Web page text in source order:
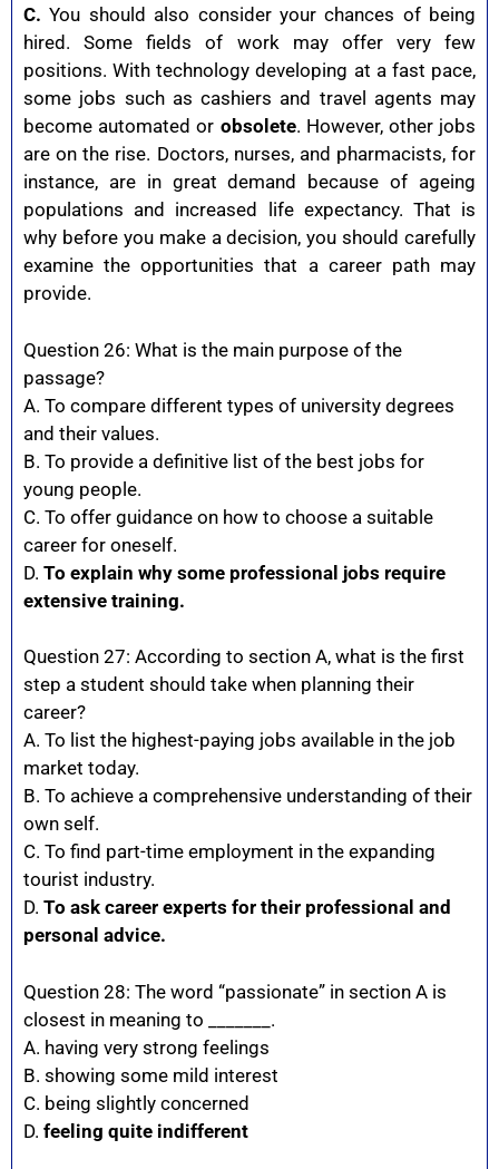
C. You should also consider your chances of being
hired. Some fields of work may offer very few
positions. With technology developing at a fast pace,
some jobs such as cashiers and travel agents may
become automated or obsolete. However, other jobs
are on the rise. Doctors, nurses, and pharmacists, for
instance, are in great demand because of ageing
populations and increased life expectancy. That is
why before you make a decision, you should carefully
examine the opportunities that a career path may
provide.
Question 26: What is the main purpose of the
passage?
A. To compare different types of university degrees
and their values.
B. To provide a definitive list of the best jobs for
young people.
C. To offer guidance on how to choose a suitable
career for oneself.
D. To explain why some professional jobs require
extensive training.
Question 27: According to section A, what is the first
step a student should take when planning their
career?
A. To list the highest-paying jobs available in the job
market today.
B. To achieve a comprehensive understanding of their
own self.
C. To find part-time employment in the expanding
tourist industry.
D. To ask career experts for their professional and
personal advice.
Question 28: The word “passionate” in section A is
closest in meaning to _______.
A. having very strong feelings
B. showing some mild interest
C. being slightly concerned
D. feeling quite indifferent